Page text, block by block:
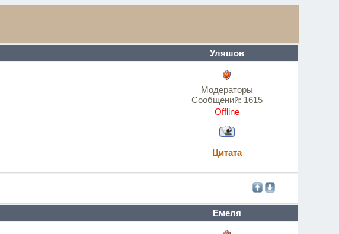
Уляшов
Модераторы
Сообщений: 1615
Offline
Цитата
Емеля